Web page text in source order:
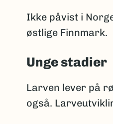
Ikke påvist i
østlige Finnmark.
Unge stadier
Larven lever på
også.